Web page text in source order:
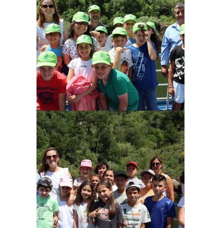
Ampliar
Ampliar